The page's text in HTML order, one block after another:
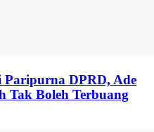
DPRD, Ade
Tak Boleh Terbuang